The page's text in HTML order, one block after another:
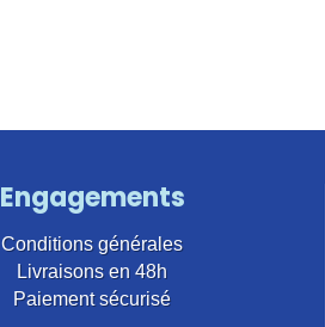
Engagements
Conditions générales
Livraisons en 48h
Paiement sécurisé